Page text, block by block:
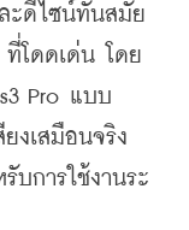
ะดีไซน์ทันสมัย
โดดเด่น โดย
Pro แบบ
งเสมือนจริง
บการใช้งานระ